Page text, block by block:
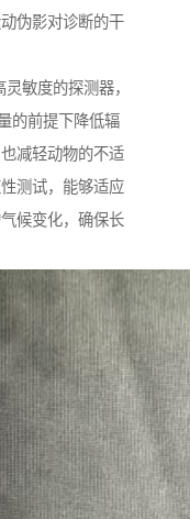
伪影对诊断的干
敏度的探测器，
的前提下降低辐
减轻动物的不适
测试，能够适应
候变化，确保长